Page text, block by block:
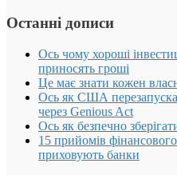
Останні дописи
Ось чому хороші
приносять гроші
Це має знати кожен
Ось як США
через Genious Act
Ось як безпечно
15 прийомів
приховують банки